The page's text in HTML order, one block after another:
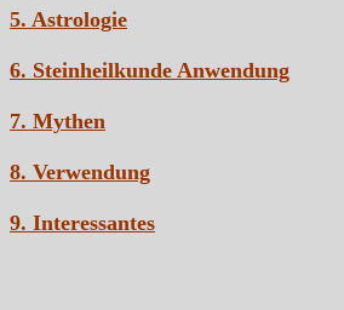
5. Astrologie
6. Steinheilkunde Anwendung
7. Mythen
8. Verwendung
9. Interessantes